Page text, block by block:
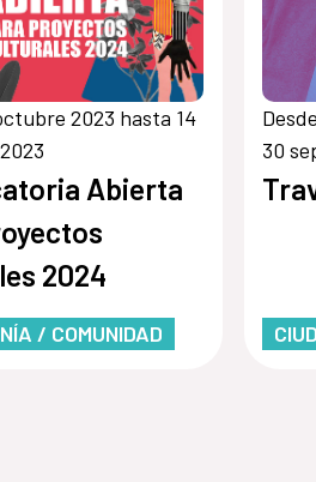
2023 hasta 14
Abierta
2024
/ COMUNIDAD
30